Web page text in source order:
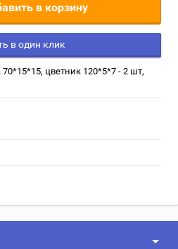
в корзину
в один клик
цветник 120*5*7 - 2 шт,